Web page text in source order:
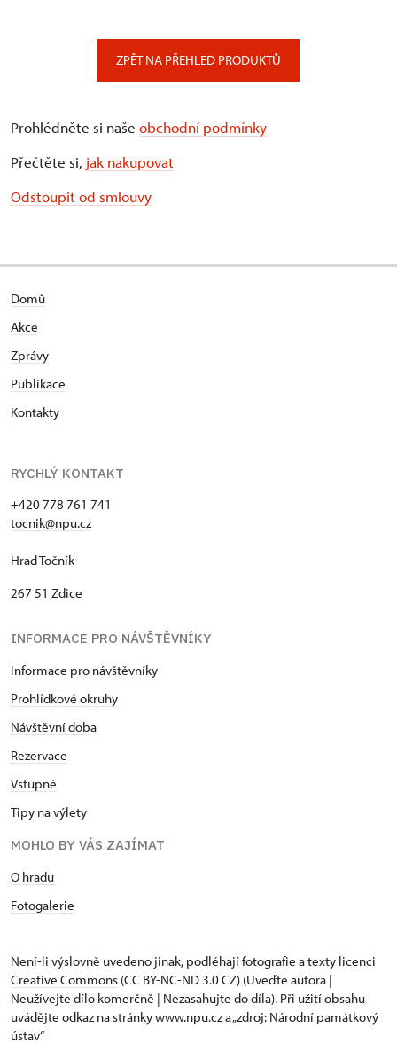
ZPĚT NA PŘEHLED PRODUKTŮ
Prohlédněte si naše obchodní podmínky
Přečtěte si, jak nakupovat
Odstoupit od smlouvy
Domů
Akce
Zprávy
Publikace
Kontakty
RYCHLÝ KONTAKT
+420 778 761 741
tocnik@npu.cz
Hrad Točník
267 51 Zdice
INFORMACE PRO NÁVŠTĚVNÍKY
Informace pro návštěvníky
Prohlídkové okruhy
Návštěvní doba
Rezervace
Vstupné
Tipy na výlety
MOHLO BY VÁS ZAJÍMAT
O hradu
Fotogalerie
Není-li výslovně uvedeno jinak, podléhají fotografie a texty licenci
Creative Commons (CC BY-NC-ND 3.0 CZ) (Uveďte autora |
Neužívejte dílo komerčně | Nezasahujte do díla). Při užití obsahu
uvádějte odkaz na stránky www.npu.cz a „zdroj: Národní památkový
ústav“